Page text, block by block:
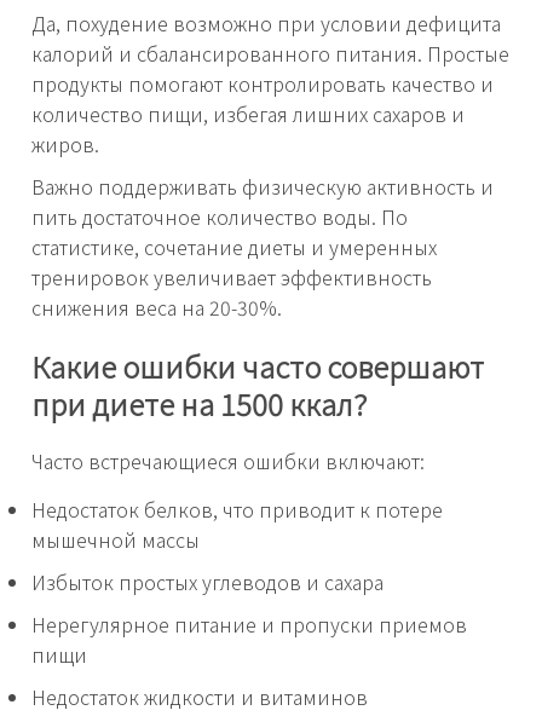
Да, похудение возможно при условии дефицита
калорий и сбалансированного питания. Простые
продукты помогают контролировать качество и
количество пищи, избегая лишних сахаров и
жиров.
Важно поддерживать физическую активность и
пить достаточное количество воды. По
статистике, сочетание диеты и умеренных
тренировок увеличивает эффективность
снижения веса на 20-30%.
Какие ошибки часто совершают
при диете на 1500 ккал?
Часто встречающиеся ошибки включают:
Недостаток белков, что приводит к потере
мышечной массы
Избыток простых углеводов и сахара
Нерегулярное питание и пропуски приемов
пищи
Недостаток жидкости и витаминов